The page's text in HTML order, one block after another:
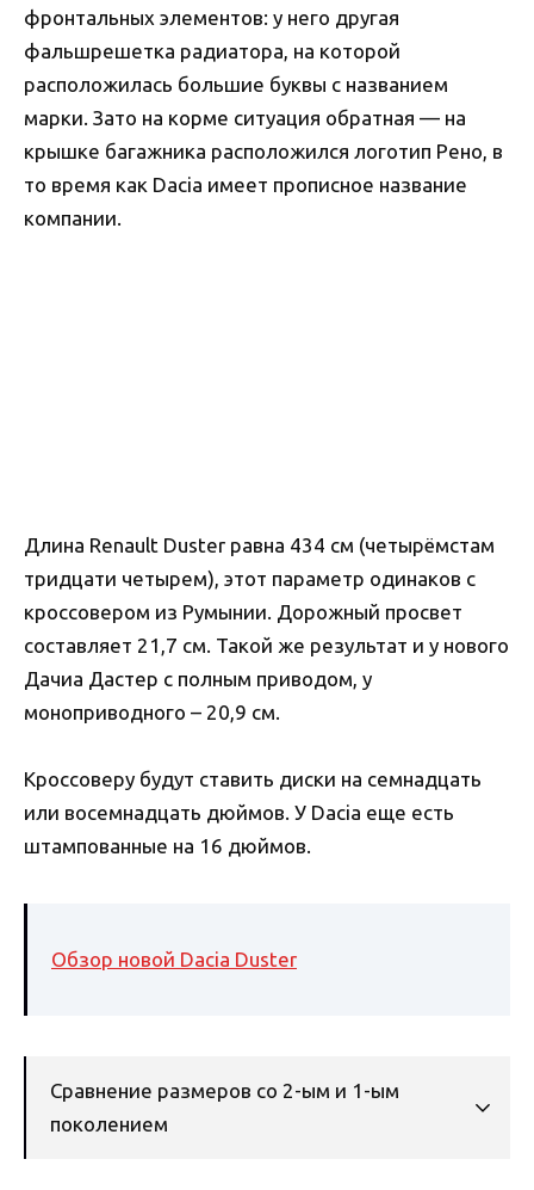
фронтальных элементов: у него другая
фальшрешетка радиатора, на которой
расположилась большие буквы с названием
марки. Зато на корме ситуация обратная — на
крышке багажника расположился логотип Рено, в
то время как Dacia имеет прописное название
компании.
Длина Renault Duster равна 434 см (четырёмстам
тридцати четырем), этот параметр одинаков с
кроссовером из Румынии. Дорожный просвет
составляет 21,7 см. Такой же результат и у нового
Дачиа Дастер с полным приводом, у
моноприводного – 20,9 см.
Кроссоверу будут ставить диски на семнадцать
или восемнадцать дюймов. У Dacia еще есть
штампованные на 16 дюймов.
Обзор новой Dacia Duster
Сравнение размеров со 2-ым и 1-ым
поколением